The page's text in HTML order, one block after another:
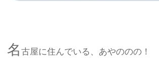
名古屋に住んでいる、あやののの！